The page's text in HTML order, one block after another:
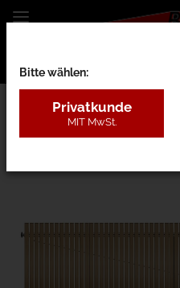
28CD - Lärche ohne Pfosten
Bitte wählen:
Privatkunde
MIT MwSt.